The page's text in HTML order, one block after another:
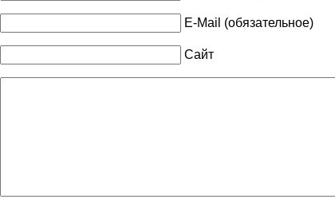
E-Mail (обязательное)
Сайт